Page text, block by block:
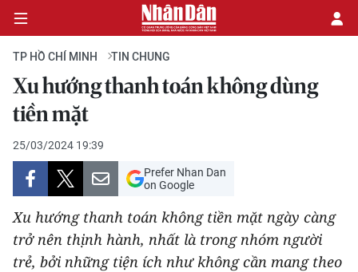
CHÍNH TRỊ
KINH TẾ
VĂN HÓA
XÃ HỘI
PHÁP LUẬT
TP HỒ CHÍ MINH TIN CHUNG
Xu hướng thanh toán không dùng
tiền mặt
25/03/2024 19:39
Prefer Nhan Dan
on Google
Xu hướng thanh toán không tiền mặt ngày càng
trở nên thịnh hành, nhất là trong nhóm người
trẻ, bởi những tiện ích như không cần mang theo